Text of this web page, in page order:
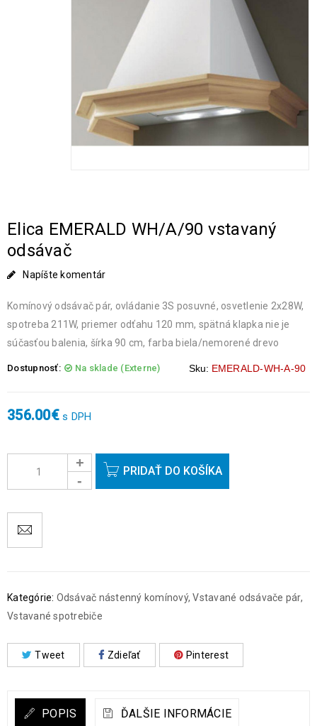
Elica EMERALD WH/A/90 vstavaný
odsávač
Napíšte komentár
Komínový odsávač pár, ovládanie 3S posuvné, osvetlenie 2x28W,
spotreba 211W, priemer odťahu 120 mm, spätná klapka nie je
súčasťou balenia, šírka 90 cm, farba biela/nemorené drevo
Dostupnosť: Na sklade (Externe) Sku: EMERALD-WH-A-90
356.00€ s DPH
PRIDAŤ DO KOŠÍKA
Kategórie: Odsávač nástenný komínový,Vstavané odsávače pár,
Vstavané spotrebiče
Tweet Zdieľať Pinterest
POPIS ĎALŠIE INFORMÁCIE